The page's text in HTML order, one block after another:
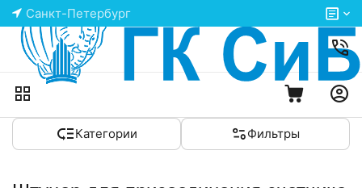
Санкт-Петербург
Категории Фильтры